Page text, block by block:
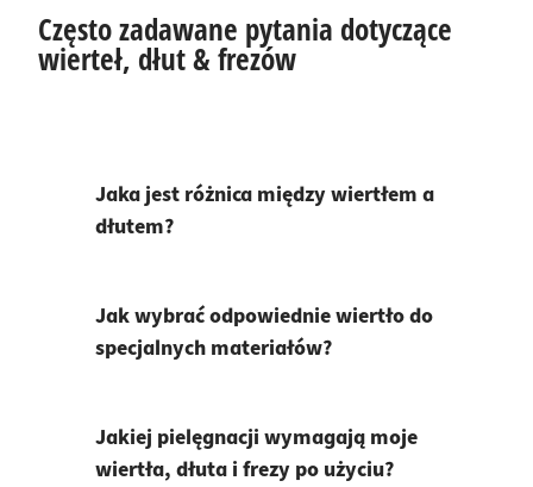
Często zadawane pytania dotyczące
wierteł, dłut & frezów
Jaka jest różnica między wiertłem a
dłutem?
Jak wybrać odpowiednie wiertło do
specjalnych materiałów?
Jakiej pielęgnacji wymagają moje
wiertła, dłuta i frezy po użyciu?